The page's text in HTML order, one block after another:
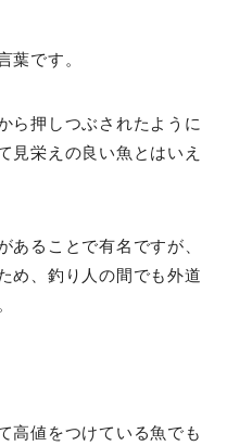
葉です。
ら押しつぶされたように
見栄えの良い魚とはいえ
あることで有名ですが、
め、釣り人の間でも外道
高値をつけている魚でも